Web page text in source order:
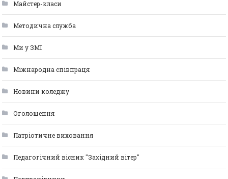
Майстер-класи
Методична служба
Ми у ЗМІ
Міжнародна співпраця
Новини коледжу
Оголошення
Патріотичне виховання
Педагогічний вісник "Західний вітер"